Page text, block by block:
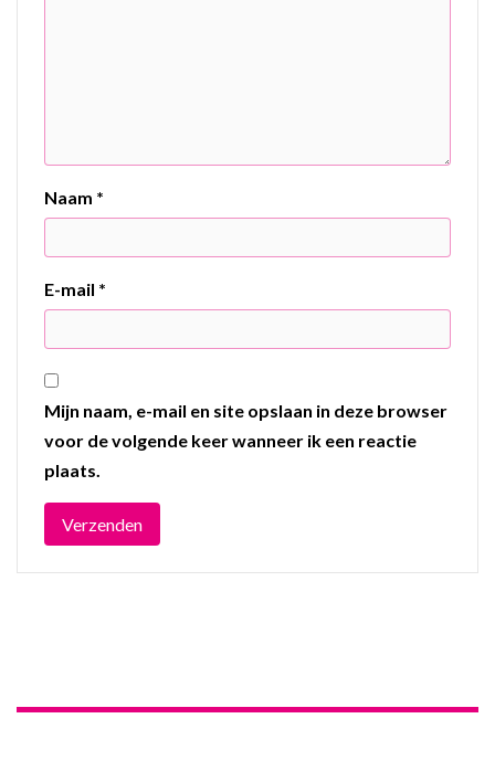
Naam *
E-mail *
Mijn naam, e-mail en site opslaan in deze browser
voor de volgende keer wanneer ik een reactie
plaats.